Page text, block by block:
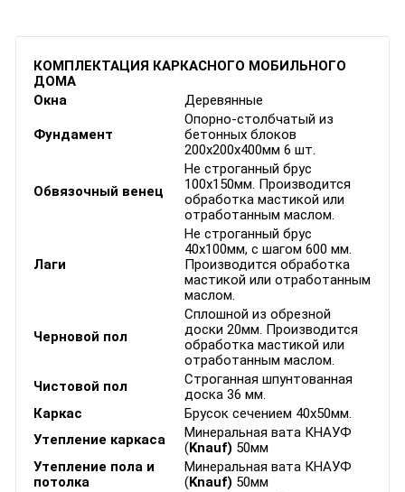
КОМПЛЕКТАЦИЯ КАРКАСНОГО МОБИЛЬНОГО
ДОМА
Окна
Деревянные
Фундамент
Опорно-столбчатый из
бетонных блоков
200х200х400мм 6 шт.
Обвязочный венец
Не строганный брус
100х150мм. Производится
обработка мастикой или
отработанным маслом.
Лаги
Не строганный брус
40х100мм, с шагом 600 мм.
Производится обработка
мастикой или отработанным
маслом.
Черновой пол
Сплошной из обрезной
доски 20мм. Производится
обработка мастикой или
отработанным маслом.
Чистовой пол
Строганная шпунтованная
доска 36 мм.
Каркас
Брусок сечением 40х50мм.
Утепление каркаса
Минеральная вата КНАУФ
(Knauf) 50мм
Утепление пола и
потолка
Минеральная вата КНАУФ
(Knauf) 50мм